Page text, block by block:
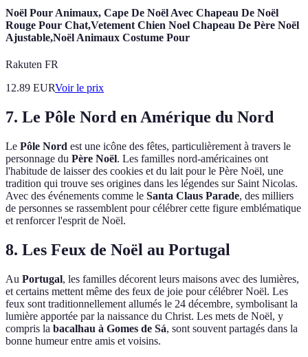
Noël Pour Animaux, Cape De Noël Avec Chapeau De Noël
Rouge Pour Chat,Vetement Chien Noel Chapeau De Père Noël
Ajustable,Noël Animaux Costume Pour
Rakuten FR
12.89 EURVoir le prix
7. Le Pôle Nord en Amérique du Nord
Le Pôle Nord est une icône des fêtes, particulièrement à travers le
personnage du Père Noël. Les familles nord-américaines ont
l'habitude de laisser des cookies et du lait pour le Père Noël, une
tradition qui trouve ses origines dans les légendes sur Saint Nicolas.
Avec des événements comme le Santa Claus Parade, des milliers
de personnes se rassemblent pour célébrer cette figure emblématique
et renforcer l'esprit de Noël.
8. Les Feux de Noël au Portugal
Au Portugal, les familles décorent leurs maisons avec des lumières,
et certains mettent même des feux de joie pour célébrer Noël. Les
feux sont traditionnellement allumés le 24 décembre, symbolisant la
lumière apportée par la naissance du Christ. Les mets de Noël, y
compris la bacalhau à Gomes de Sá, sont souvent partagés dans la
bonne humeur entre amis et voisins.